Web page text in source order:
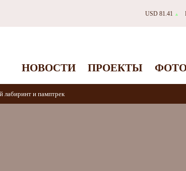
USD 81.41 ▲
НОВОСТИ ПРОЕКТЫ
лабиринт и памптрек